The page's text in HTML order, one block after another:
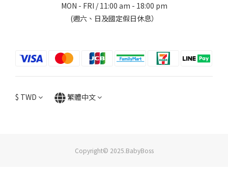
MON - FRI / 11:00 am - 18:00 pm
(週六、日及國定假日休息）
$ TWD 繁體中文
Copyright© 2025.BabyBoss